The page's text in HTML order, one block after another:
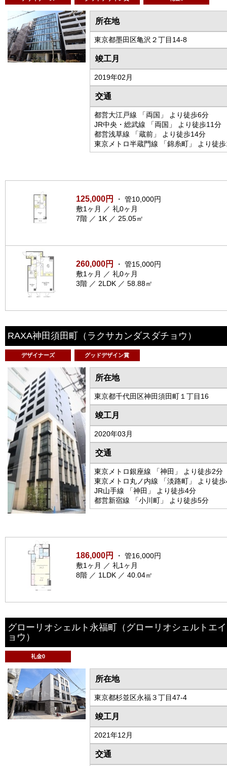
所在地
東京都墨田区亀沢２丁目14-8
竣工月
2019年02月
交通
都営大江戸線 「両国」 より徒歩6分
JR中央・総武線 「両国」 より徒歩11分
都営浅草線 「蔵前」 より徒歩14分
東京メトロ半蔵門線 「錦糸町」 より徒
125,000円
・ 管10,000円
敷1ヶ月 ／ 礼0ヶ月
7階 ／ 1K ／ 25.05㎡
260,000円
・ 管15,000円
敷1ヶ月 ／ 礼0ヶ月
3階 ／ 2LDK ／ 58.88㎡
RAXA神田須田町 （ラクサカンダスダチョウ）
デザイナーズ グッドデザイン賞
所在地
東京都千代田区神田須田町１丁目16
竣工月
2020年03月
交通
東京メトロ銀座線 「神田」 より徒歩2分
東京メトロ丸ノ内線 「淡路町」 より徒
JR山手線 「神田」 より徒歩4分
都営新宿線 「小川町」 より徒歩5分
186,000円
・ 管16,000円
敷1ヶ月 ／ 礼1ヶ月
8階 ／ 1LDK ／ 40.04㎡
グローリオシェルト永福町 （グローリオシェルトエ
ョウ）
礼金0
所在地
東京都杉並区永福３丁目47-4
竣工月
2021年12月
交通